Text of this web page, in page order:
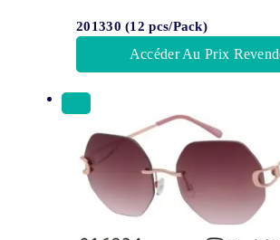
201330 (12 pcs/Pack)
Accéder Au Prix